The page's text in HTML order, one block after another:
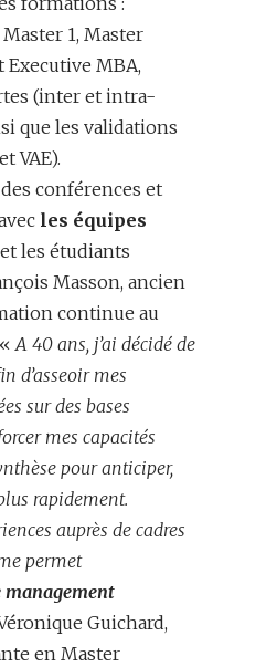
1, Master
MBA,
(inter et intra-
que les validations
VAE).
conférences et
les équipes
et les étudiants
Masson, ancien
continue au
«A 40 ans, j’ai décidé de
d’asseoir mes
sur des bases
mes capacités
pour anticiper,
rapidement.
auprès de cadres
permet
management
Guichard,
en Master